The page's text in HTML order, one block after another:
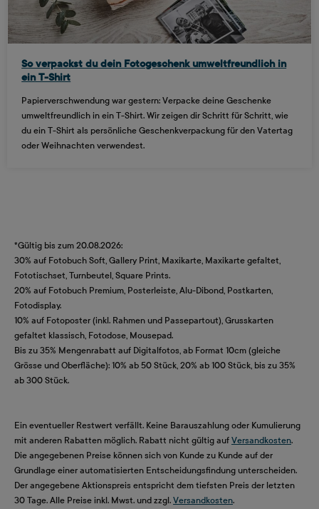
So verpackst du dein Fotogeschenk umweltfreundlich in
ein T-Shirt
Papierverschwendung war gestern: Verpacke deine Geschenke
umweltfreundlich in ein T-Shirt. Wir zeigen dir Schritt für Schritt, wie
du ein T-Shirt als persönliche Geschenkverpackung für den Vatertag
oder Weihnachten verwendest.
*Gültig bis zum 20.08.2026:
30% auf Fotobuch Soft, Gallery Print, Maxikarte, Maxikarte gefaltet,
Fototischset, Turnbeutel, Square Prints.
20% auf Fotobuch Premium, Posterleiste, Alu-Dibond, Postkarten,
Fotodisplay.
10% auf Fotoposter (inkl. Rahmen und Passepartout), Grusskarten
gefaltet klassisch, Fotodose, Mousepad.
Bis zu 35% Mengenrabatt auf Digitalfotos, ab Format 10cm (gleiche
Grösse und Oberfläche): 10% ab 50 Stück, 20% ab 100 Stück, bis zu 35%
ab 300 Stück.
Ein eventueller Restwert verfällt. Keine Barauszahlung oder Kumulierung
mit anderen Rabatten möglich. Rabatt nicht gültig auf Versandkosten.
Die angegebenen Preise können sich von Kunde zu Kunde auf der
Grundlage einer automatisierten Entscheidungsfindung unterscheiden.
Der angegebene Aktionspreis entspricht dem tiefsten Preis der letzten
30 Tage. Alle Preise inkl. Mwst. und zzgl. Versandkosten.